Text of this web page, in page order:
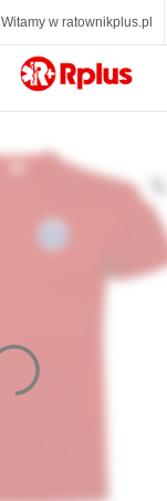
Witamy w ratownikplus.pl